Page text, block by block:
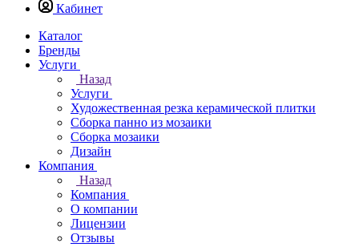
Кабинет
Каталог
Бренды
Услуги
Назад
Услуги
Художественная резка керамической плитки
Сборка панно из мозаики
Сборка мозаики
Дизайн
Компания
Назад
Компания
О компании
Лицензии
Отзывы